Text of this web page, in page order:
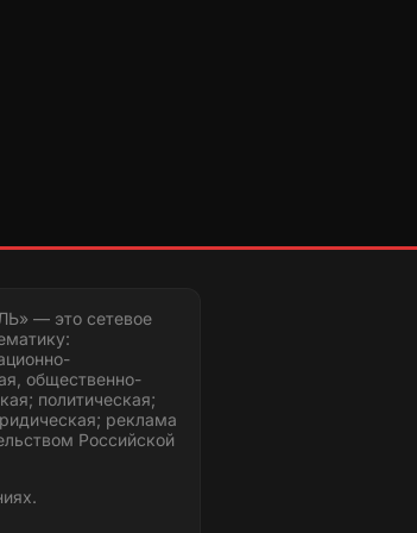
— это сетевое
общественно-
политическая;
реклама
Российской